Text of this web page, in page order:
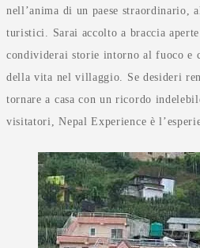
nell’anima di un paese straordinario,
turistici. Sarai accolto a braccia
condividerai storie intorno al fuoco e
della vita nel villaggio. Se desideri
tornare a casa con un ricordo
visitatori, Nepal Experience è